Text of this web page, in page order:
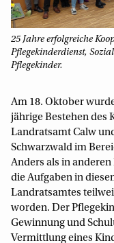
25 Jahre erfolgreiche
Pflegekinderdienst,
Pflegekinder.
Am 18. Oktober
jährige Bestehen des
Landratsamt Calw
Schwarzwald im
Anders als in
die Aufgaben in
Landratsamtes
worden. Der
Gewinnung und
Vermittlung eines